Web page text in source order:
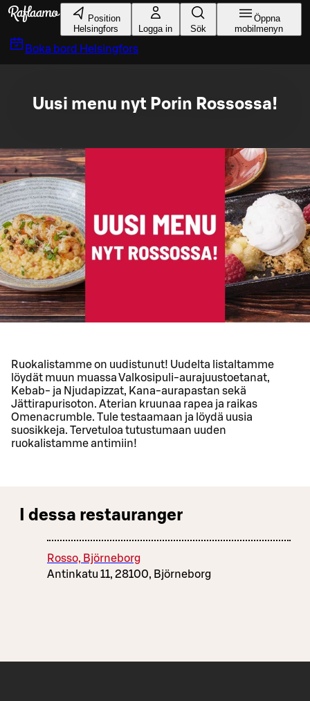
Gå till huvudinnehållet
Position
Helsingfors
Logga in Sök
Öppna
mobilmenyn
Boka bord Helsingfors
Uusi menu nyt Porin Rossossa!
Ruokalistamme on uudistunut! Uudelta listaltamme
löydät muun muassa Valkosipuli-aurajuustoetanat,
Kebab- ja Njudapizzat, Kana-aurapastan sekä
Jättirapurisoton. Aterian kruunaa rapea ja raikas
Omenacrumble. Tule testaamaan ja löydä uusia
suosikkeja. Tervetuloa tutustumaan uuden
ruokalistamme antimiin!
I dessa restauranger
Rosso, Björneborg
Antinkatu 11, 28100, Björneborg